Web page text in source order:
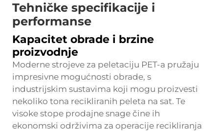
Tehničke specifikacije i
performanse
Kapacitet obrade i brzine
proizvodnje
Moderne strojeve za peletaciju PET-a pružaju
impresivne mogućnosti obrade, s
industrijskim sustavima koji mogu proizvesti
nekoliko tona recikliranih peleta na sat. Te
visoke stope prodajne snage čine ih
ekonomski održivima za operacije recikliranja